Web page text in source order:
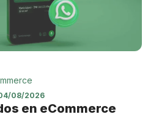
08/2026
en eCommerce